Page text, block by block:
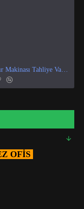
Çamaşır Makinası Tahliye Vanası
OFIS